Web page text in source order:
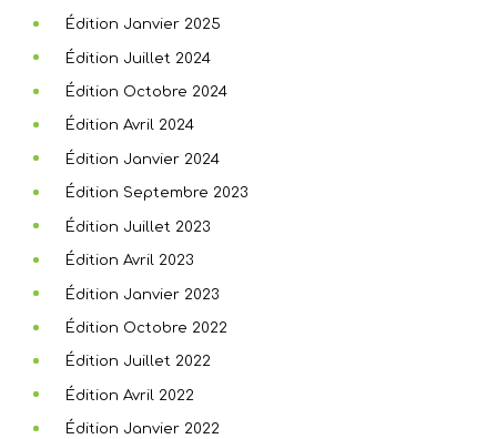
Édition Janvier 2025
Édition Juillet 2024
Édition Octobre 2024
Édition Avril 2024
Édition Janvier 2024
Édition Septembre 2023
Édition Juillet 2023
Édition Avril 2023
Édition Janvier 2023
Édition Octobre 2022
Édition Juillet 2022
Édition Avril 2022
Édition Janvier 2022